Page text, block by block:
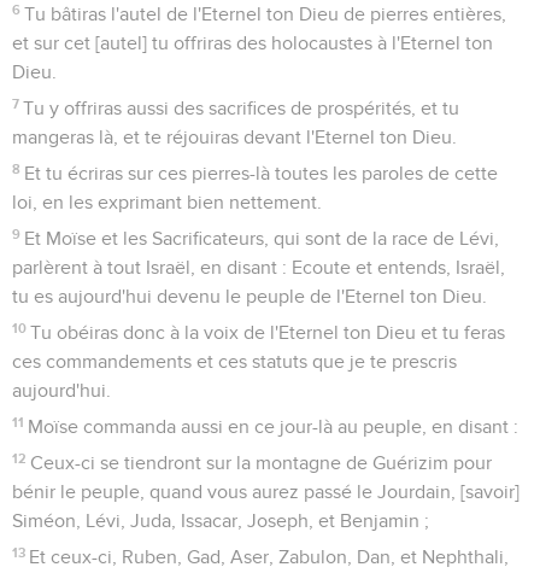
6 Tu bâtiras l'autel de l'Eternel ton Dieu de pierres entières,
et sur cet [autel] tu offriras des holocaustes à l'Eternel ton
Dieu.
7 Tu y offriras aussi des sacrifices de prospérités, et tu
mangeras là, et te réjouiras devant l'Eternel ton Dieu.
8 Et tu écriras sur ces pierres-là toutes les paroles de cette
loi, en les exprimant bien nettement.
9 Et Moïse et les Sacrificateurs, qui sont de la race de Lévi,
parlèrent à tout Israël, en disant : Ecoute et entends, Israël,
tu es aujourd'hui devenu le peuple de l'Eternel ton Dieu.
10 Tu obéiras donc à la voix de l'Eternel ton Dieu et tu feras
ces commandements et ces statuts que je te prescris
aujourd'hui.
11 Moïse commanda aussi en ce jour-là au peuple, en disant :
12 Ceux-ci se tiendront sur la montagne de Guérizim pour
bénir le peuple, quand vous aurez passé le Jourdain, [savoir]
Siméon, Lévi, Juda, Issacar, Joseph, et Benjamin ;
13 Et ceux-ci, Ruben, Gad, Aser, Zabulon, Dan, et Nephthali,